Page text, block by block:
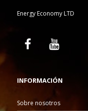
Energy Economy LTD
INFORMACIÓN
Sobre nosotros